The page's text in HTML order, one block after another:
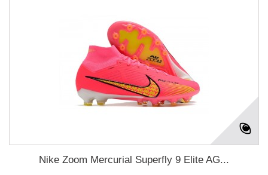
Nike Zoom Mercurial Superfly 9 Elite AG...